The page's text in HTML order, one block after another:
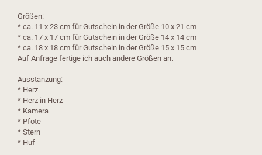
Größen:
* ca. 11 x 23 cm für Gutschein in der Größe 10 x 21 cm
* ca. 17 x 17 cm für Gutschein in der Größe 14 x 14 cm
​* ca. 18 x 18 cm für Gutschein in der Größe 15 x 15 cm
Auf Anfrage fertige ich auch andere Größen an.
Ausstanzung:
* Herz
* Herz in Herz
* Kamera
* Pfote
* Stern
* Huf